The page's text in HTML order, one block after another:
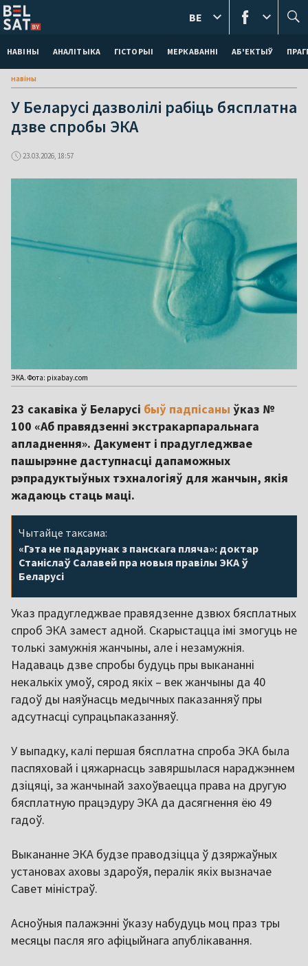
НАВІНЫ АНАЛІТЫКА ГІСТОРЫІ МЕРКАВАННI АБ'ЕКТЫЎ
BE
навіны
У Беларусі дазволілі рабіць бясплатна
дзве спробы ЭКА
23.03.2026, 18:57
ЭКА. Фота: pixabay.com
23 сакавіка ў Беларусі быў падпісаны ўказ №
100 «Аб правядзенні экстракарпаральнага
апладнення». Дакумент і прадугледжвае
пашырэнне даступнасці дапаможных
рэпрадуктыўных тэхналогіяў для жанчын, якія
жадаюць стаць маці.
Чытайце таксама:
«Гэта не падарунак з панскага пляча»: доктар
Станіслаў Салавей пра новыя правілы ЭКА ў
Беларусі
Указ прадугледжвае правядзенне дзвюх бясплатных
спроб ЭКА замест адной. Скарыстацца імі змогуць не
толькі замужнія жанчыны, але і незамужнія.
Надаваць дзве спробы будуць пры выкананні
некалькіх умоў, сярод якіх – век жанчыны да 40
гадоў ды наяўнасць медычных паказанняў пры
адсутнасці супрацьпаказанняў.
У выпадку, калі першая бясплатна спроба ЭКА была
паспяховай і цяжарнасць завяршылася нараджэннем
дзіцяці, за жанчынай захоўваецца права на другую
бясплатную працэдуру ЭКА да дасягнення ёю 49
гадоў.
Выкананне ЭКА будзе праводзіцца ў дзяржаўных
установах аховы здароўя, пералік якіх вызначае
Савет міністраў.
Асноўныя палажэнні ўказу набудуць моц праз тры
месяцы пасля яго афіцыйнага апублікавання.